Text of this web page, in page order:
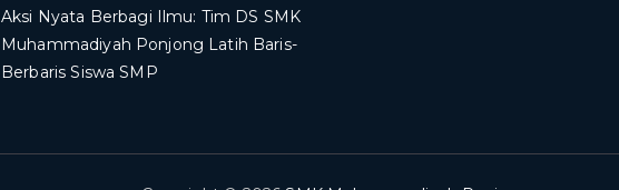
​Aksi Nyata Berbagi Ilmu: Tim DS SMK
Muhammadiyah Ponjong Latih Baris-
Berbaris Siswa SMP